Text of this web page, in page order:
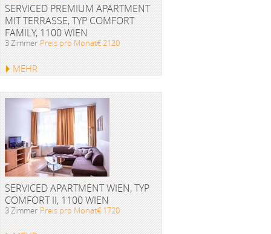
SERVICED PREMIUM APARTMENT
MIT TERRASSE, TYP COMFORT
FAMILY, 1100 WIEN
3 Zimmer Preis pro Monat€ 2120
MEHR
SERVICED APARTMENT WIEN, TYP
COMFORT II, 1100 WIEN
3 Zimmer Preis pro Monat€ 1720